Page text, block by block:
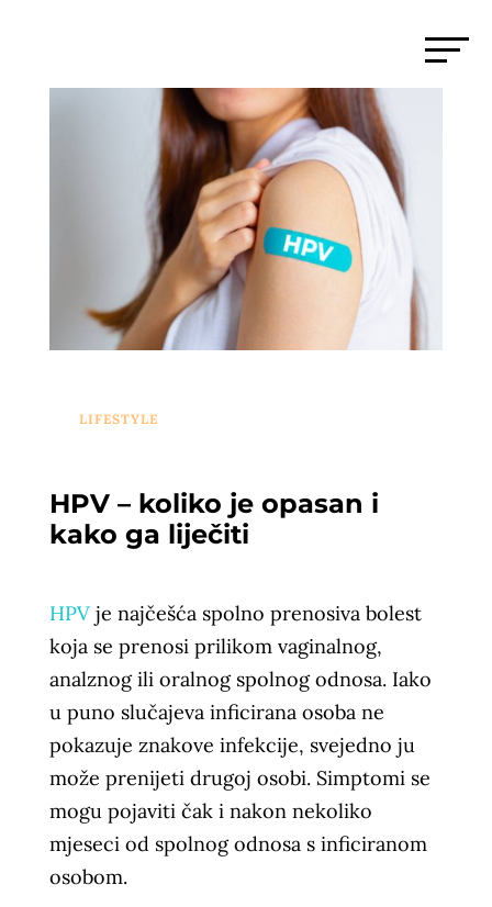
LIFESTYLE
HPV – koliko je opasan i
kako ga liječiti
HPVje najčešća spolno prenosiva bolest
koja se prenosi prilikom vaginalnog,
analznog ili oralnog spolnog odnosa. Iako
u puno slučajeva inficirana osoba ne
pokazuje znakove infekcije, svejedno ju
može prenijeti drugoj osobi. Simptomi se
mogu pojaviti čak i nakon nekoliko
mjeseci od spolnog odnosa s inficiranom
osobom.